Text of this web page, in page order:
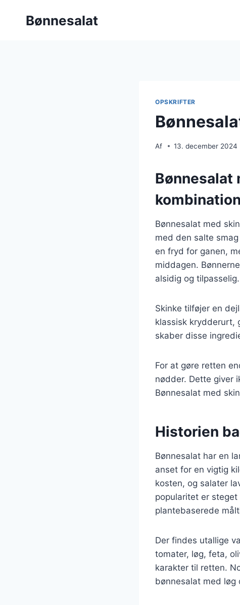
Bønnesalat
OPSKRIFTER
Af 13. december 2024
Bønnesalat
kombination
Bønnesalat med
med den salte
en fryd for ganen,
middagen.
alsidig og tilpasselig.
Skinke tilføjer en
klassisk krydderurt,
skaber disse
For at gøre retten
nødder. Dette giver
Bønnesalat med
Historien
Bønnesalat har en
anset for en vigtig
kosten, og salater
popularitet er
plantebaserede
Der findes utallige
tomater, løg, feta,
karakter til retten.
bønnesalat med løg